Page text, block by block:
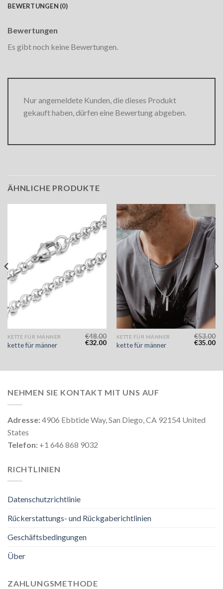
BEWERTUNGEN (0)
Bewertungen
Es gibt noch keine Bewertungen.
Nur angemeldete Kunden, die dieses Produkt
gekauft haben, dürfen eine Bewertung abgeben.
ÄHNLICHE PRODUKTE
KETTE FÜR MÄNNER
kette für männer
€48.00
€32.00
KETTE FÜR MÄNNER
kette für männer
€53.00
€35.00
NEHMEN SIE KONTAKT MIT UNS AUF
Adresse:4906 Ebbtide Way, San Diego, CA 92154 United
States
Telefon: +1 646 868 9032
RICHTLINIEN
Datenschutzrichtlinie
Rückerstattungs- und Rückgaberichtlinien
Geschäftsbedingungen
Über
ZAHLUNGSMETHODE